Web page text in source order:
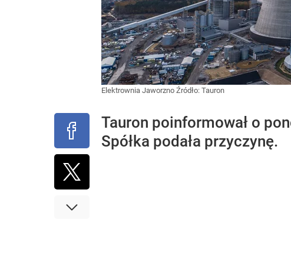
Elektrownia Jaworzno Źródło: Tauron
Tauron poinformował o
Spółka podała przyczynę.